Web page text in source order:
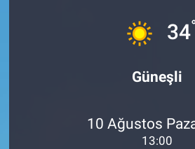
34
Güneşli
10 Ağustos
13:00